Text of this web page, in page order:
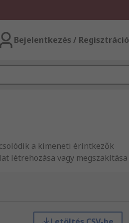
Bejelentkezés / Regisztráció
a kimeneti érintkezők
létrehozása vagy megszakítása